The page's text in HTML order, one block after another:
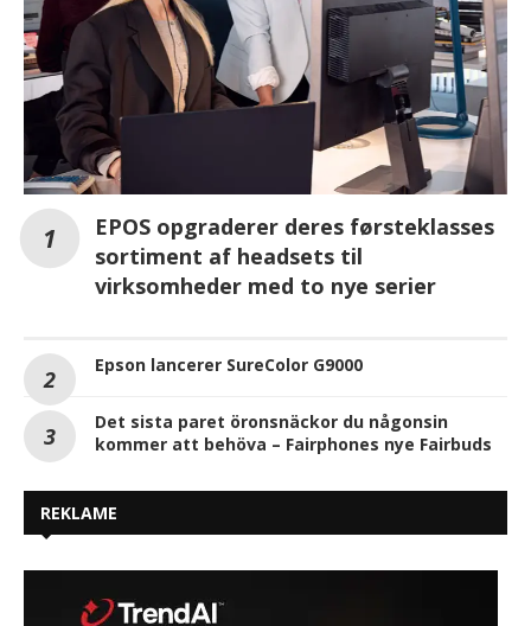
EPOS opgraderer deres førsteklasses
sortiment af headsets til
virksomheder med to nye serier
Epson lancerer SureColor G9000
Det sista paret öronsnäckor du någonsin
kommer att behöva – Fairphones nye Fairbuds
REKLAME